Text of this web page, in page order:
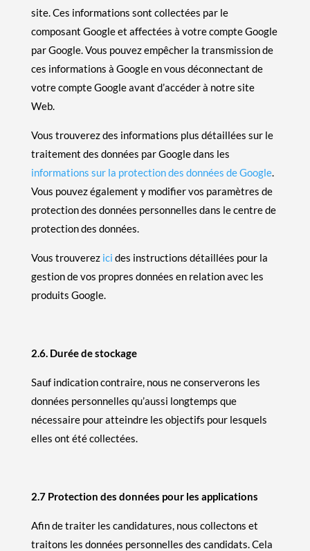
site. Ces informations sont collectées par le
composant Google et affectées à votre compte Google
par Google. Vous pouvez empêcher la transmission de
ces informations à Google en vous déconnectant de
votre compte Google avant d’accéder à notre site
Web.
Vous trouverez des informations plus détaillées sur le
traitement des données par Google dans les
informations sur la protection des données de Google.
Vous pouvez également y modifier vos paramètres de
protection des données personnelles dans le centre de
protection des données.
Vous trouverez ici des instructions détaillées pour la
gestion de vos propres données en relation avec les
produits Google.
2.6. Durée de stockage
Sauf indication contraire, nous ne conserverons les
données personnelles qu’aussi longtemps que
nécessaire pour atteindre les objectifs pour lesquels
elles ont été collectées.
2.7 Protection des données pour les applications
Afin de traiter les candidatures, nous collectons et
traitons les données personnelles des candidats. Cela